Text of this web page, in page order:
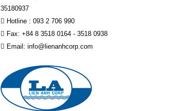
35180937
Hotline : 093 2 706 990
Fax: +84 8 3518 0164 - 3518 0938
Email: info@lienanhcorp.com